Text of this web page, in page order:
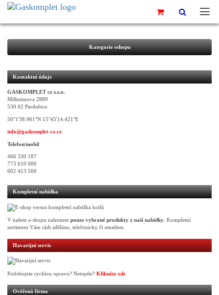
Kategorie eshopu
Kontaktní údaje
GASKOMPLET cz s.r.o.
Milheimova 2889
530 02 Pardubice
50°1'38.961"N 15°45'14.421"E
info@gaskomplet-cz.cz
Telefon/mobil
466 330 187
773 610 000
602 413 500
Kompletní nabídka
V našem e-shopu naleznete pouze vybrané produkty z naší nabídky . Kompletní
sortiment Vám rádi sdělíme, telefonicky či emailem.
Havarijní servis
Potřebujete rychlou opravu? Netopíte? Klikněte zde
Ověřená firma